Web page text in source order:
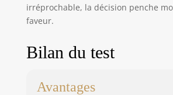
irréprochable, la décision penche
faveur.
Bilan du test
Avantages